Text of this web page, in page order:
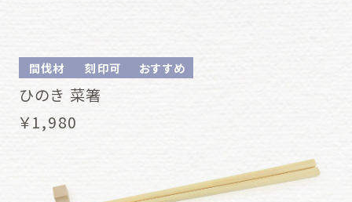
間伐材 刻印可 おすすめ
ひのき 菜箸
￥1,980